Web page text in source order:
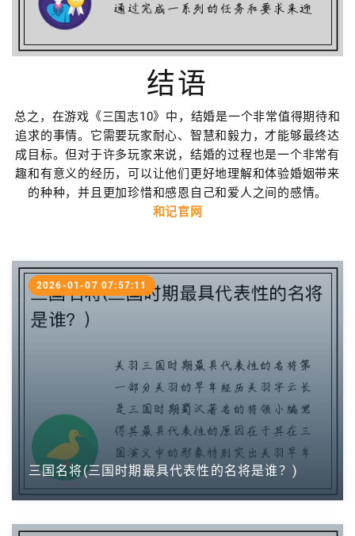
结语
总之，在游戏《三国志10》中，结婚是一个非常值得期待和
追求的事情。它需要玩家耐心、智慧和毅力，才能够最终达
成目标。但对于许多玩家来说，结婚的过程也是一个非常有
趣和有意义的经历，可以让他们更好地理解和体验婚姻带来
的种种，并且更加珍惜和感恩自己和爱人之间的感情。
和记官网
三国名将(三国时期最具代表性的名将是谁？)
2026-01-07 07:57:11